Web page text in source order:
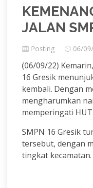
JALAN
Posting 06/
(06/09/22)
16 Gresik
kembali. Dengan
mengharumkan
memperingati
SMPN 16 Gresik
tersebut, dengan
tingkat kecamatan.